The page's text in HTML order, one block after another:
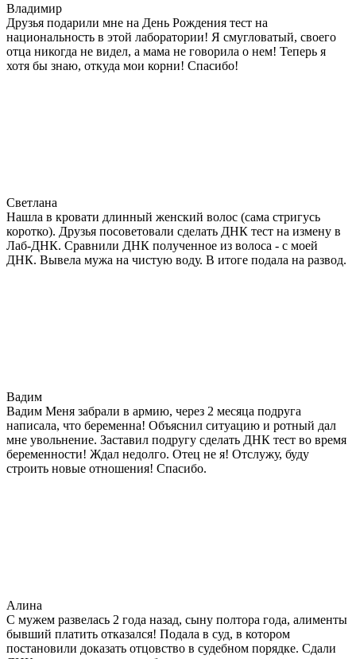
Владимир
Друзья подарили мне на День Рождения тест на
национальность в этой лаборатории! Я смугловатый, своего
отца никогда не видел, а мама не говорила о нем! Теперь я
хотя бы знаю, откуда мои корни! Спасибо!
Светлана
Нашла в кровати длинный женский волос (сама стригусь
коротко). Друзья посоветовали сделать ДНК тест на измену в
Лаб-ДНК. Сравнили ДНК полученное из волоса - с моей
ДНК. Вывела мужа на чистую воду. В итоге подала на развод.
Вадим
Вадим Меня забрали в армию, через 2 месяца подруга
написала, что беременна! Объяснил ситуацию и ротный дал
мне увольнение. Заставил подругу сделать ДНК тест во время
беременности! Ждал недолго. Отец не я! Отслужу, буду
строить новые отношения! Спасибо.
Алина
С мужем развелась 2 года назад, сыну полтора года, алименты
бывший платить отказался! Подала в суд, в котором
постановили доказать отцовство в судебном порядке. Сдали